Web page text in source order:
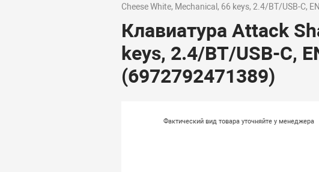
Cheese White, Mechanical, 66 keys, 2.4/BT/USB-C,
Клавиатура Attack
keys, 2.4/BT/USB-C,
(6972792471389)
Фактический вид товара уточняйте у менеджера